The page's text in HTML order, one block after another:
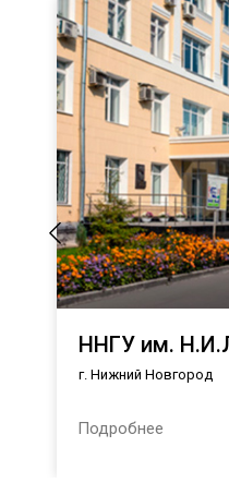
ННГУ им.
г. Нижний Новгород
Подробнее